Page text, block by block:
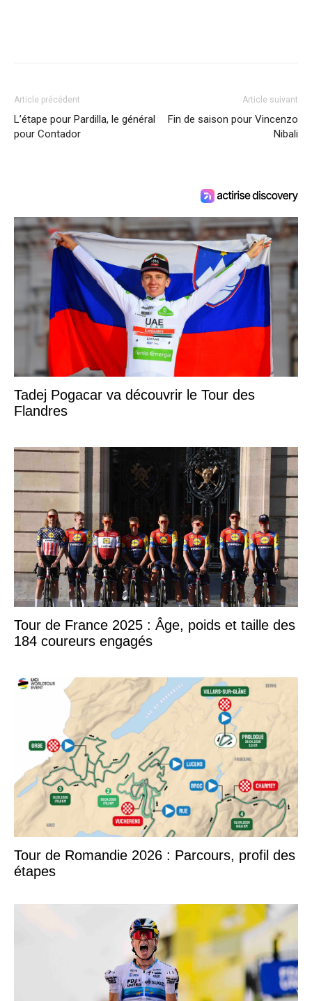
Article précédent
L’étape pour Pardilla, le général
pour Contador
Article suivant
Fin de saison pour Vincenzo
Nibali
Tadej Pogacar va découvrir le Tour des
Flandres
Tour de France 2025 : Âge, poids et taille des
184 coureurs engagés
Tour de Romandie 2026 : Parcours, profil des
étapes